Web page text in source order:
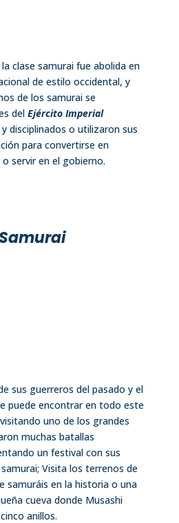
clase samurai fue abolida en
de estilo occidental, y
de los samurai se
del Ejército Imperial
disciplinados o utilizaron sus
para convertirse en
servir en el gobierno.
sus guerreros del pasado y el
puede encontrar en todo este
uno de los grandes
muchas batallas
un festival con sus
Visita los terrenos de
samuráis en la historia o una
cueva donde Musashi
anillos.